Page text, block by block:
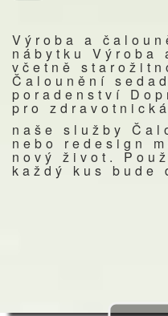
Výroba a
nábytku Výroba
včetně
Čalounění
poradenství
pro
naše služby
nebo redesign
nový život.
každý kus bude